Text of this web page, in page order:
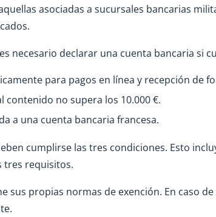
asociadas a sucursales bancarias
necesario declarar una cuenta bancaria si
para pagos en línea y recepción de
contenido no supera los 10.000 €.
a una cuenta bancaria francesa.
cumplirse las tres condiciones. Esto
tres requisitos.
sus propias normas de exención. En caso